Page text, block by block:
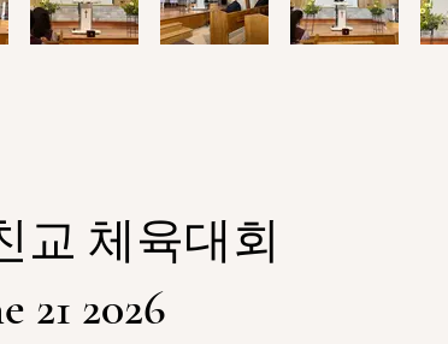
교 체육대회
21 2026